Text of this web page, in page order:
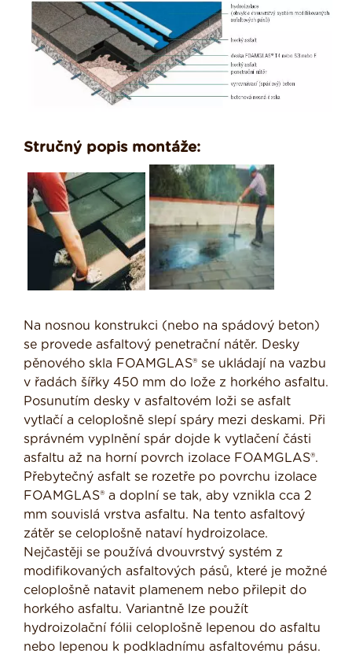
Stručný popis montáže:
Na nosnou konstrukci (nebo na spádový beton)
se provede asfaltový penetrační nátěr. Desky
pěnového skla FOAMGLAS® se ukládají na vazbu
v řadách šířky 450 mm do lože z horkého asfaltu.
Posunutím desky v asfaltovém loži se asfalt
vytlačí a celoplošně slepí spáry mezi deskami. Při
správném vyplnění spár dojde k vytlačení části
asfaltu až na horní povrch izolace FOAMGLAS®.
Přebytečný asfalt se rozetře po povrchu izolace
FOAMGLAS® a doplní se tak, aby vznikla cca 2
mm souvislá vrstva asfaltu. Na tento asfaltový
zátěr se celoplošně nataví hydroizolace.
Nejčastěji se používá dvouvrstvý systém z
modifikovaných asfaltových pásů, které je možné
celoplošně natavit plamenem nebo přilepit do
horkého asfaltu. Variantně lze použít
hydroizolační fólii celoplošně lepenou do asfaltu
nebo lepenou k podkladnímu asfaltovému pásu.